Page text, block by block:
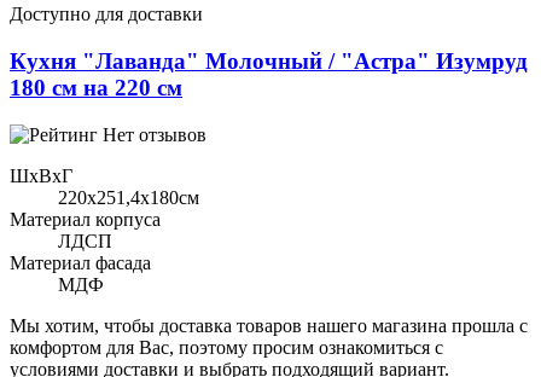
Доступно для доставки
Кухня "Лаванда" Молочный / "Астра" Изумруд
180 см на 220 см
Нет отзывов
ШхВхГ
220x251,4х180см
Материал корпуса
ЛДСП
Материал фасада
МДФ
Мы хотим, чтобы доставка товаров нашего магазина прошла с
комфортом для Вас, поэтому просим ознакомиться с
условиями доставки и выбрать подходящий вариант.